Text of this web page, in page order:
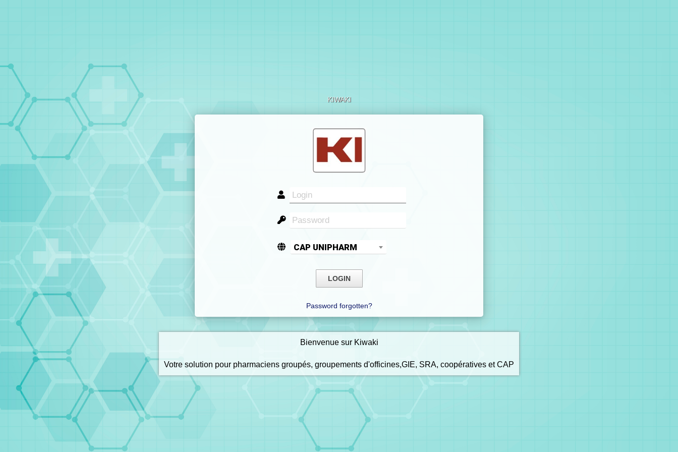
KIWAKI
CAP UNIPHARM
Password forgotten?
Bienvenue sur Kiwaki
Votre solution pour pharmaciens groupés, groupements d'officines,GIE, SRA, coopératives et CAP